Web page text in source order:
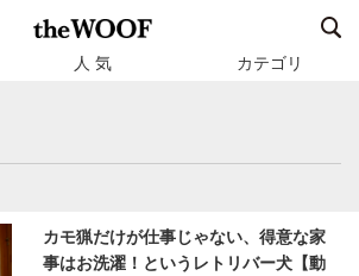
人 気 カテゴリ
カモ猟だけが仕事じゃない、得意な家
事はお洗濯！というレトリバー犬【動